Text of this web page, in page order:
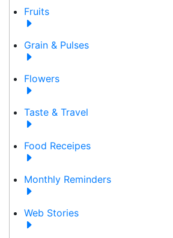
Fruits
Grain & Pulses
Flowers
Taste & Travel
Food Receipes
Monthly Reminders
Web Stories